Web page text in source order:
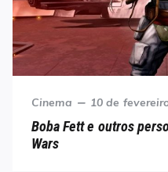
Category
Cinema
Posted
10 de
Boba Fett e outros
Wars